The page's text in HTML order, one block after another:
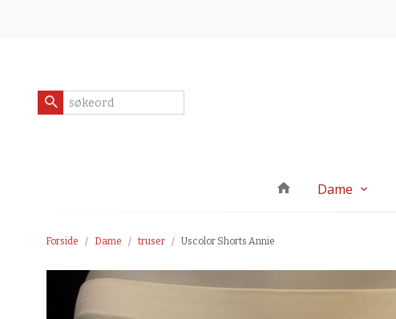
Dame
Forside Dame truser Uscolor Shorts Annie